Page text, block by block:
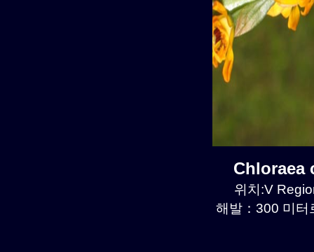
Chloraea
위치:V
해발：300 미터